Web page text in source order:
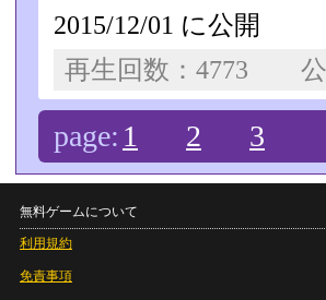
2015/12/01 に公開
再生回数：4773
page: 1 2 3
無料ゲームについて
利用規約
免責事項